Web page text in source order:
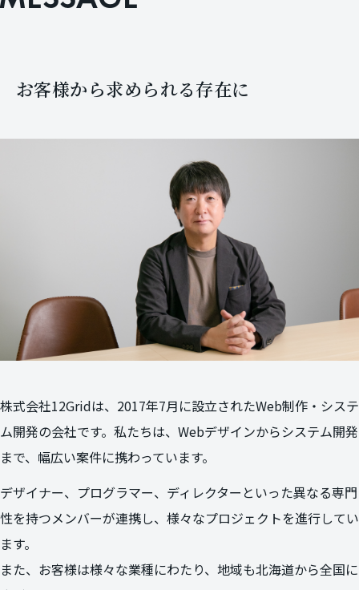
お客様から求められる存在に
株式会社12Gridは、2017年7月に設立されたWeb制作・システ
ム開発の会社です。私たちは、Webデザインからシステム開発
まで、幅広い案件に携わっています。
デザイナー、プログラマー、ディレクターといった異なる専門
性を持つメンバーが連携し、様々なプロジェクトを進行してい
ます。
また、お客様は様々な業種にわたり、地域も北海道から全国に